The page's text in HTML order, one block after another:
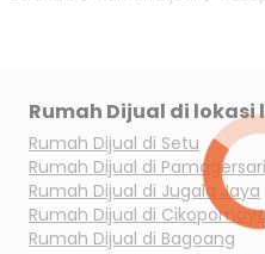
Rumah Dijual di lokasi
Rumah Dijual di Setu
Rumah Dijual di Pamagersari
Rumah Dijual di Jugala Jaya
Rumah Dijual di
Rumah Dijual di Bagoang